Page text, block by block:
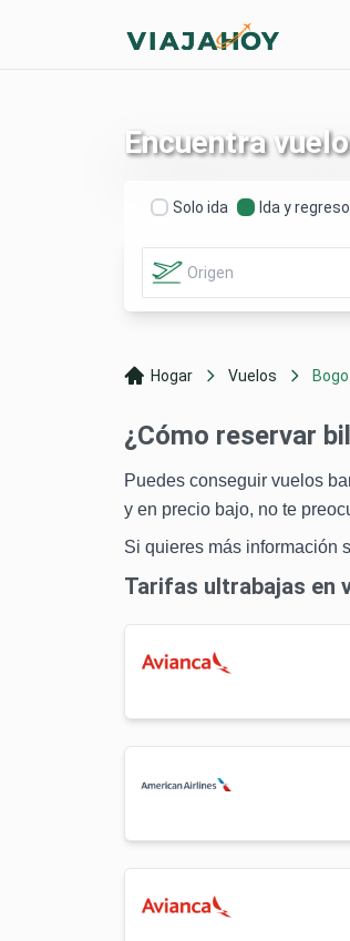
Encuentra
Solo ida Ida y regreso
Hogar Vuelos
¿Cómo reservar
Puedes conseguir vuelos
y en precio bajo, no te
Si quieres más información
Tarifas ultrabajas en